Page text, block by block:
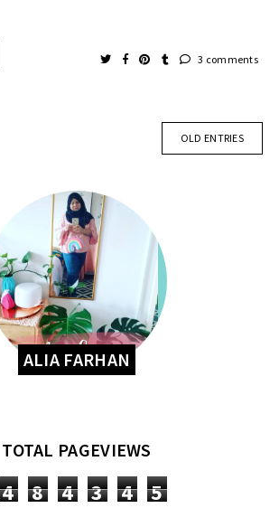
3 comments
OLD ENTRIES
ALIA FARHAN
TOTAL PAGEVIEWS
4 8 4 3 4 5